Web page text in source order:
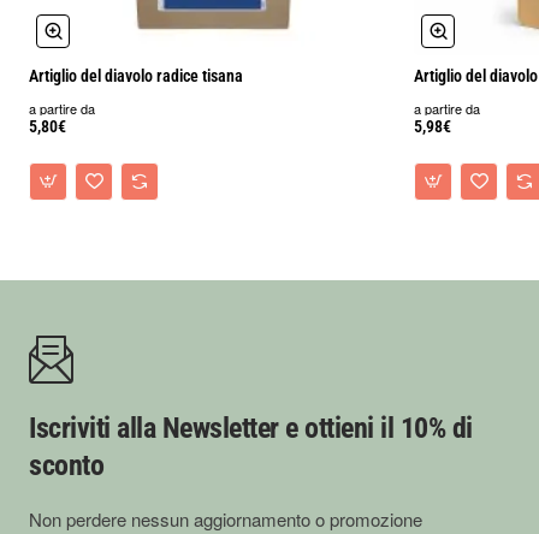
Aggiornato il 10 gennaio 2026
Artiglio del diavolo radice tisana
a partire da
5,80€
Artiglio del
a partire da
5,98€
Iscriviti alla Newsletter e ottieni il 10% di
sconto
Non perdere nessun aggiornamento o promozione